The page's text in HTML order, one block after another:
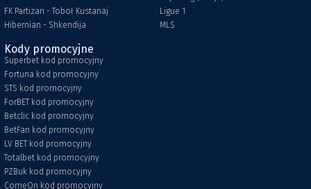
FK Partizan - Toboł Kustanaj
Hibernian - Shkendija
Ligue 1
MLS
Kody promocyjne
Superbet kod promocyjny
Fortuna kod promocyjny
STS kod promocyjny
ForBET kod promocyjny
Betclic kod promocyjny
BetFan kod promocyjny
LV BET kod promocyjny
Totalbet kod promocyjny
PZBuk kod promocyjny
ComeOn kod promocyjny